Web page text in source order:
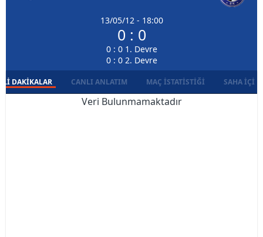
13/05/12 - 18:00
0 : 0
0 : 0 1. Devre
0 : 0 2. Devre
DAKIKALAR CANLI ANLATIM MAÇ İSTATISTIĞI SAHA İÇI
Veri Bulunmamaktadır